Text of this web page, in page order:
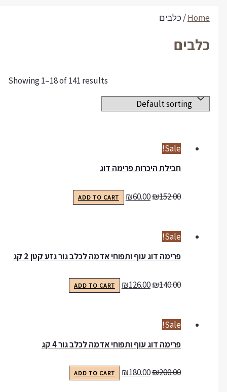
Home/ כלבים
כלבים
Showing 1–18 of 141 results
Sale!
חבילת היכרות פרימה דוג
₪152.00
₪60.00
ADD TO CART
Sale!
פרימה דוג עוף ותפוחי אדמה לכלב גור גזע קטן 2 קג
₪140.00
₪126.00
ADD TO CART
Sale!
פרימה דוג עוף ותפוחי אדמה לכלב גור 4 קג
₪200.00
₪180.00
ADD TO CART